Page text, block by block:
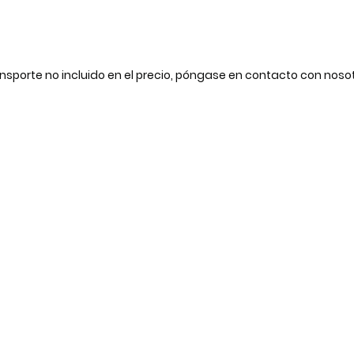
no incluido en el precio, póngase en contacto con